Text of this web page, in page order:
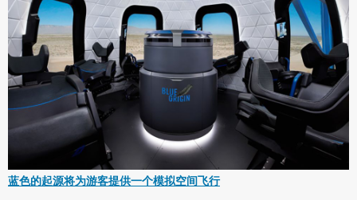
蓝色的起源将为游客提供一个模拟空间飞行